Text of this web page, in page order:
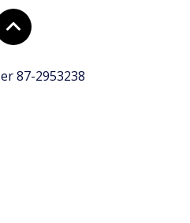
87-2953238